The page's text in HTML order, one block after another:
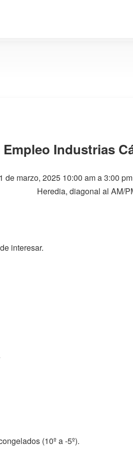
Empleo Industrias
de marzo, 2025 10:00 am a 3:00
Heredia, diagonal al AM/
interesar.
(10º a -5º).